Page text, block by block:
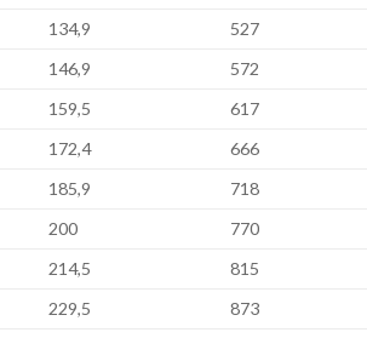
134,9 527
146,9 572
159,5 617
172,4 666
185,9 718
200 770
214,5 815
229,5 873